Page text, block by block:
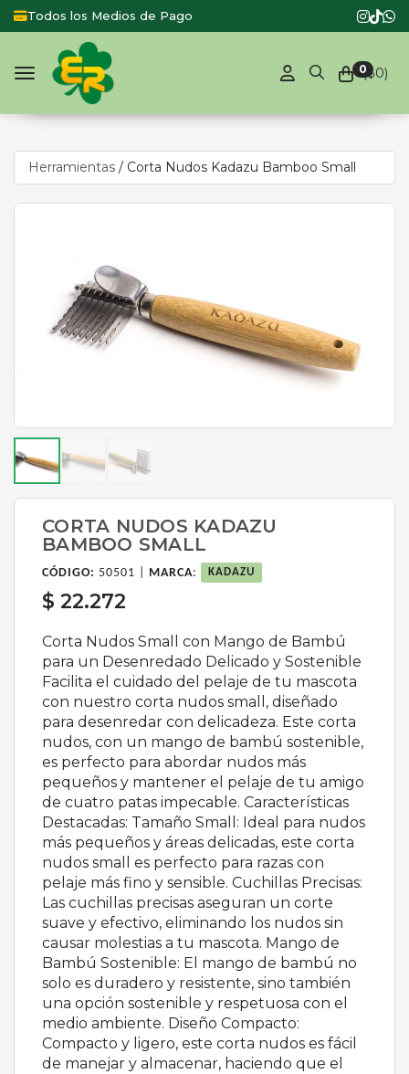
Todos los Medios de Pago
0($0)
Toggle navigation
Herramientas / Corta Nudos Kadazu Bamboo Small
CORTA NUDOS KADAZU
BAMBOO SMALL
CÓDIGO: 50501 | MARCA: KADAZU
$ 22.272
Corta Nudos Small con Mango de Bambú
para un Desenredado Delicado y Sostenible
Facilita el cuidado del pelaje de tu mascota
con nuestro corta nudos small, diseñado
para desenredar con delicadeza. Este corta
nudos, con un mango de bambú sostenible,
es perfecto para abordar nudos más
pequeños y mantener el pelaje de tu amigo
de cuatro patas impecable. Características
Destacadas: Tamaño Small: Ideal para nudos
más pequeños y áreas delicadas, este corta
nudos small es perfecto para razas con
pelaje más fino y sensible. Cuchillas Precisas:
Las cuchillas precisas aseguran un corte
suave y efectivo, eliminando los nudos sin
causar molestias a tu mascota. Mango de
Bambú Sostenible: El mango de bambú no
solo es duradero y resistente, sino también
una opción sostenible y respetuosa con el
medio ambiente. Diseño Compacto:
Compacto y ligero, este corta nudos es fácil
de manejar y almacenar, haciendo que el